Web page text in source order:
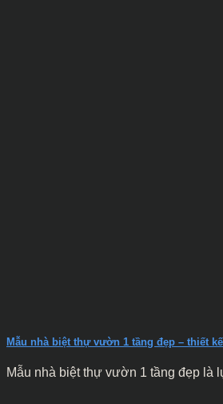
Mẫu nhà biệt thự vườn 1 tầng đẹp – thiết
Mẫu nhà biệt thự vườn 1 tầng đẹp là